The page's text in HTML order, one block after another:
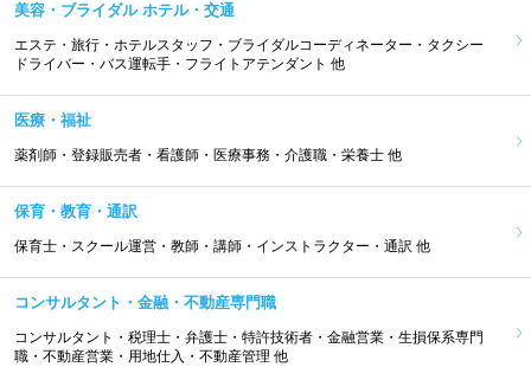
美容・ブライダル ホテル・交通
エステ・旅行・ホテルスタッフ・ブライダルコーディネーター・タクシー
ドライバー・バス運転手・フライトアテンダント 他
医療・福祉
薬剤師・登録販売者・看護師・医療事務・介護職・栄養士 他
保育・教育・通訳
保育士・スクール運営・教師・講師・インストラクター・通訳 他
コンサルタント・金融・不動産専門職
コンサルタント・税理士・弁護士・特許技術者・金融営業・生損保系専門
職・不動産営業・用地仕入・不動産管理 他